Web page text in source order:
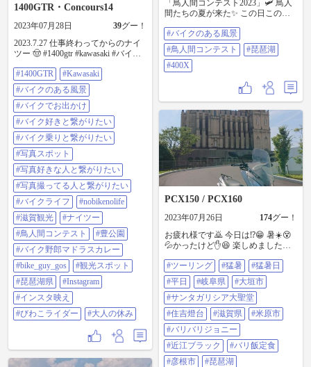
「鳥人間コンテスト2023」🛩 鳥人
間たちの夏が来た✨ この日この一
彼ら… どうかその努力が報われま
すように 😌 うだる暑さにもかかわ
らず、何故か足を運んでしまう。
でもこの暑さ、さすがに長時間の
#バイクのある風景
#鳥人間コンテスト
#琵琶湖
#400X
1400GTR・Concours14
2023年07月28日 39グー！
2023.7.27 仕事終わってからの⁡ナイ
ツー 🤠 #1400gtr #kawasaki #バイク
イク好きと繋がりたい⁡ ⁡#バイク乗り
と繋がりたい ⁡#写真スポット #写真
好きな人と繋がりたい #写真撮って
る人と繋がりたい ⁡⁡⁡⁡ ⁡#バイクライフ⁡
⁡#nobikenolife ⁡#滋賀観光⁡ ⁡#ナイツー #
鳥人間コンテスト ⁡#豊公園⁡ ⁡#バイク
野郎マドラスカレー ⁡#bike_guy_gos
⁡⁡#観光スポット ⁡#琵琶湖県 ⁡⁡⁡#Instagram⁡
⁡⁡#インスタ映え ⁡#びわこライダー #
大人の休み
#1400GTR
#Kawasaki
#バイクのある風景
#バイクでお出かけ
#バイク好きと繋がりたい
#バイク乗りと繋がりたい
#写真スポット
#写真好きな人と繋がりたい
#写真撮ってる人と繋がりたい
#バイクライフ
#nobikenolife
#滋賀観光
#ナイツー
#鳥人間コンテスト
#豊公園⁡
#バイク野郎マドラスカレー
#bike_guy_gos
#観光スポット
#琵琶湖県
#Instagram
#インスタ映え
#びわこライダー
#大人の休み
PCX150 / PCX160
2023年07月26日 174グー！
お疲れ様です🙇 今日は⁉️😁 暑☀️😵
💦かったけど✋😆 楽しめました🎵
ね👍⤴️ ＃ツーリング ＃猛暑 ＃猛暑
日 ＃平日 ＃岐阜県 ＃大垣市 ＃サ
ンタガリシア大聖堂 ＃住吉燈台 ＃
滋賀県 ＃米原市 ＃バリバリジョニ
ー ＃近江ブラック ＃バリ飯定食 ＃
彦根市 ＃琵琶湖 ＃鳥人間コンテス
ト ＃松原水泳場 ＃長浜市 ＃長浜城
＃ミルクファーム伊吹 ＃ブルーベ
リーチーズ ＃関ヶ原町 ＃戦国ロー
ド ＃PCX１５０
#ツーリング #猛暑
#猛暑日
#平日
#岐阜県
#大垣市
#サンタガリシア大聖堂
#住吉燈台
#滋賀県
#米原市
#バリバリジョニー
#近江ブラック
#バリ飯定食
#彦根市
#琵琶湖